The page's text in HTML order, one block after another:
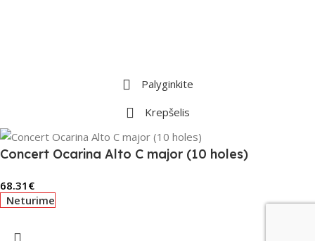
Palyginkite
Krepšelis
Concert Ocarina Alto C major (10 holes)
68.31 €
Neturime